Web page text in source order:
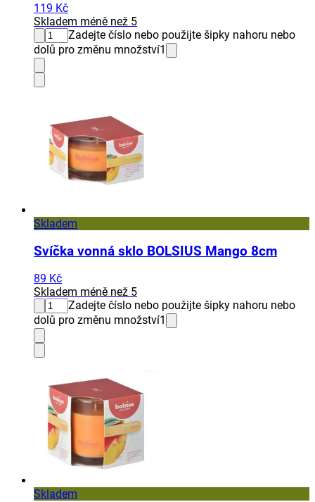
119 Kč
Skladem méně než 5
Zadejte číslo nebo použijte šipky nahoru nebo
dolů pro změnu množství1
Skladem
Svíčka vonná sklo BOLSIUS Mango 8cm
89 Kč
Skladem méně než 5
Zadejte číslo nebo použijte šipky nahoru nebo
dolů pro změnu množství1
Skladem